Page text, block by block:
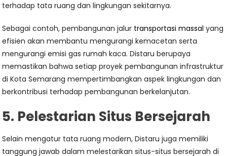
terhadap tata ruang dan lingkungan sekitarnya.
Sebagai contoh, pembangunan jalur transportasi massal yang
efisien akan membantu mengurangi kemacetan serta
mengurangi emisi gas rumah kaca. Distaru berupaya
memastikan bahwa setiap proyek pembangunan infrastruktur
di Kota Semarang mempertimbangkan aspek lingkungan dan
berkontribusi terhadap pembangunan berkelanjutan.
5. Pelestarian Situs Bersejarah
Selain mengatur tata ruang modern, Distaru juga memiliki
tanggung jawab dalam melestarikan situs-situs bersejarah di